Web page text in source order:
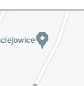
28.09.2021
Invalid date
Kapel